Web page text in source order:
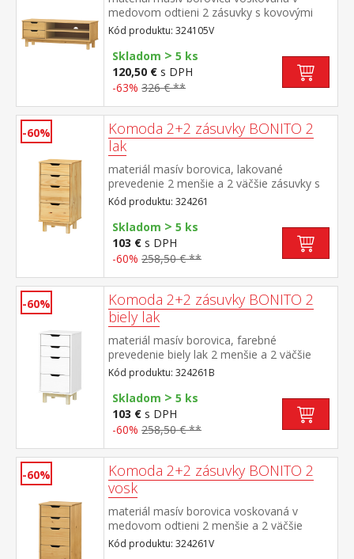
medovom odtieni 2 zásuvky s kovovými
pojazdmi, 1 polica otvor na pretiahnutie
káblov
Kód produktu: 324105V
Skladom > 5 ks
120,50 € s DPH
-63% 326 € **
-60%
Komoda 2+2 zásuvky BONITO 2
lak
materiál masív borovica, lakované
prevedenie 2 menšie a 2 väčšie zásuvky s
kovovými pojazdmi
Kód produktu: 324261
Skladom > 5 ks
103 € s DPH
-60% 258,50 € **
-60%
Komoda 2+2 zásuvky BONITO 2
biely lak
materiál masív borovica, farebné
prevedenie biely lak 2 menšie a 2 väčšie
zásuvky s kovovými pojazdmi
Kód produktu: 324261B
Skladom > 5 ks
103 € s DPH
-60% 258,50 € **
-60%
Komoda 2+2 zásuvky BONITO 2
vosk
materiál masív borovica voskovaná v
medovom odtieni 2 menšie a 2 väčšie
zásuvky s kovovými pojazdmi
Kód produktu: 324261V